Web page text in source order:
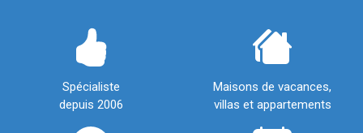
Spécialiste
depuis 2006
Maisons de vacances,
villas et appartements